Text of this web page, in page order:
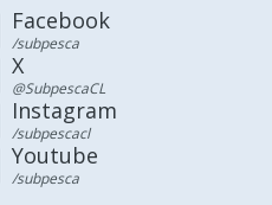
Facebook
/subpesca
X
@SubpescaCL
Instagram
/subpescacl
Youtube
/subpesca